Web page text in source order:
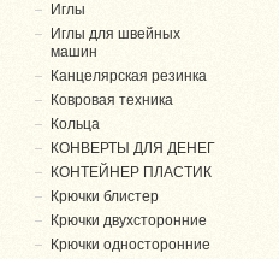
Иглы
Иглы для швейных
машин
Канцелярская резинка
Ковровая техника
Кольца
КОНВЕРТЫ ДЛЯ ДЕНЕГ
КОНТЕЙНЕР ПЛАСТИК
Крючки блистер
Крючки двухсторонние
Крючки односторонние